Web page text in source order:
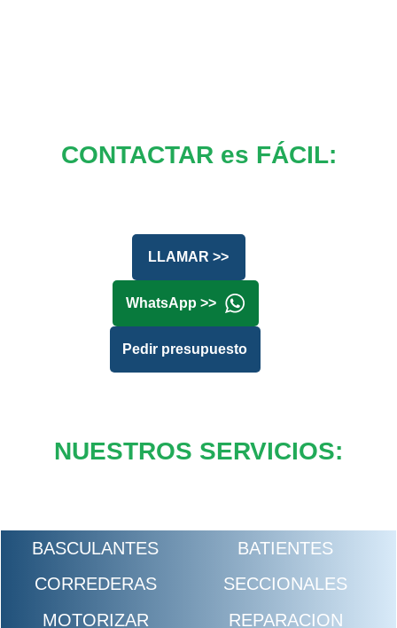
CONTACTAR es FÁCIL:
LLAMAR >>
WhatsApp >>
Pedir presupuesto
NUESTROS SERVICIOS:
BASCULANTES
BATIENTES
CORREDERAS
SECCIONALES
MOTORIZAR
REPARACION